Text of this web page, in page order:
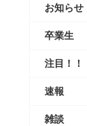
お知らせ
卒業生
注目！！
速報
雑談